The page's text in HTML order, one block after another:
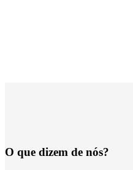
O que dizem de nós?